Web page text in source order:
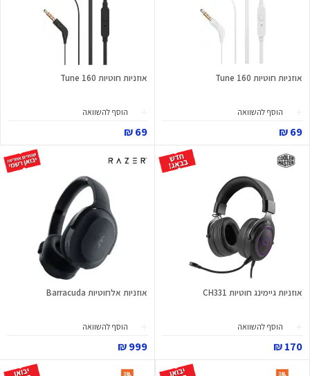
אוזניות חוטיות Tune 160
הוסף להשוואה
69 ₪
אוזניות חוטיות Tune 160
הוסף להשוואה
69 ₪
אוזניות גיימינג חוטיות CH331
הוסף להשוואה
170 ₪
אוזניות אלחוטיות Barracuda
הוסף להשוואה
999 ₪